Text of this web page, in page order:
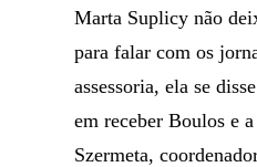
Marta Suplicy não
para falar com os
assessoria, ela se
em receber Boulos e
Szermeta,